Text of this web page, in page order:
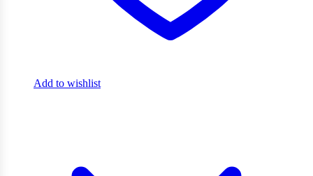
Add to wishlist